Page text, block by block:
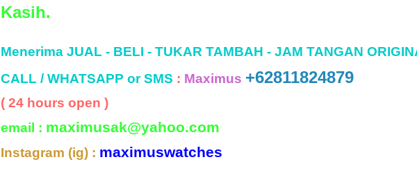
Kasih.
Menerima JUAL - BELI - TUKAR TAMBAH - JAM TANGAN
CALL / WHATSAPP or SMS : Maximus +62811824879
( 24 hours open )
email : maximusak@yahoo.com
Instagram (ig) : maximuswatches